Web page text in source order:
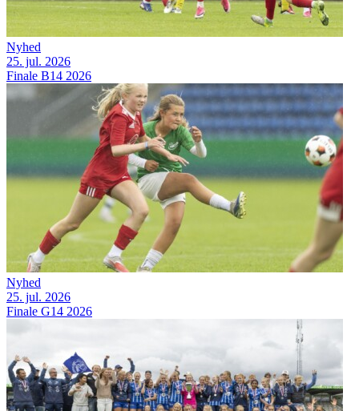
Nyhed
25. jul. 2026
Finale B14 2026
Nyhed
25. jul. 2026
Finale G14 2026